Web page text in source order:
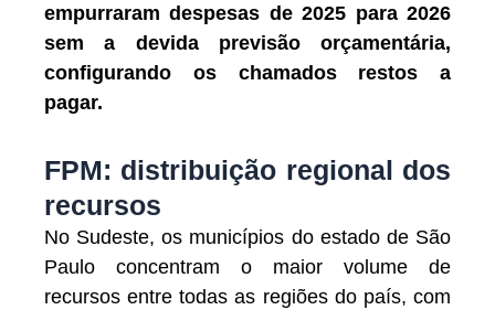
empurraram despesas de 2025 para 2026
sem a devida previsão orçamentária,
configurando os chamados restos a
pagar.
FPM: distribuição regional dos
recursos
No Sudeste, os municípios do estado de São
Paulo concentram o maior volume de
recursos entre todas as regiões do país, com